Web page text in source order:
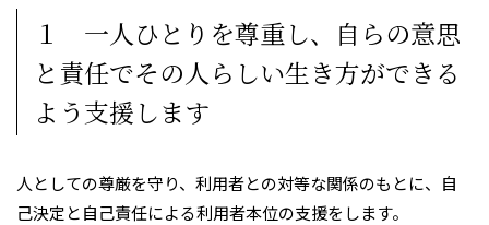
１ 一人ひとりを尊重し、自らの意思
と責任でその人らしい生き方ができる
よう支援します
人としての尊厳を守り、利用者との対等な関係のもとに、自
己決定と自己責任による利用者本位の支援をします。